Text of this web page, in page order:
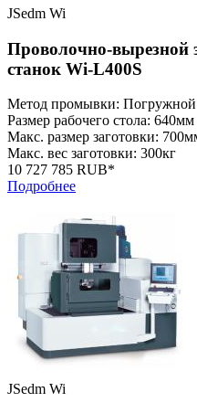
JSedm Wi
Проволочно-вырезной
станок Wi-L400S
Метод промывки: Погружной
Размер рабочего стола:
Макс. размер заготовки:
Макс. вес заготовки: 300кг
10 727 785 RUB*
Подробнее
JSedm Wi